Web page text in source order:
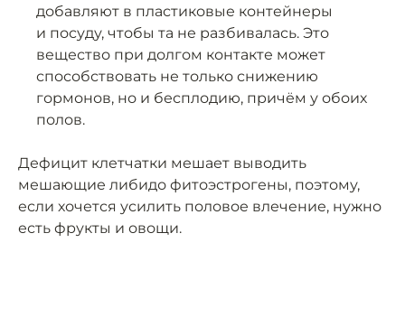
добавляют в пластиковые контейнеры
и посуду, чтобы та не разбивалась. Это
вещество при долгом контакте может
способствовать не только снижению
гормонов, но и бесплодию, причём у обоих
полов.
Дефицит клетчатки мешает выводить
мешающие либидо фитоэстрогены, поэтому,
если хочется усилить половое влечение, нужно
есть фрукты и овощи.